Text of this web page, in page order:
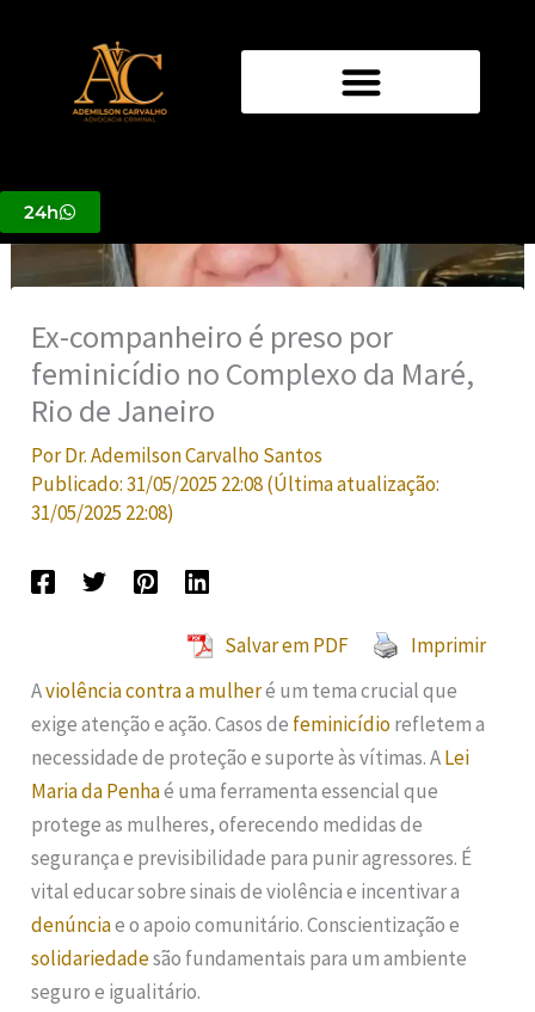
conteúdo
24h
Ex-companheiro é preso por
feminicídio no Complexo da Maré,
Rio de Janeiro
PorDr. Ademilson Carvalho Santos
Publicado:31/05/2025 22:08(Última atualização:
31/05/2025 22:08)
Salvar em PDF
Imprimir
Aviolência contra a mulheré um tema crucial que
exige atenção e ação. Casos de feminicídiorefletem a
necessidade de proteção e suporte às vítimas. ALei
Maria da Penhaé uma ferramenta essencial que
protege as mulheres, oferecendo medidas de
segurança e previsibilidade para punir agressores. É
vital educar sobre sinais de violência e incentivar a
denúnciae o apoio comunitário. Conscientização e
solidariedadesão fundamentais para um ambiente
seguro e igualitário.